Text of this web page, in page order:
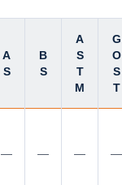
A
S
B
S
A
S
T
M
G
O
S
T
— — — —